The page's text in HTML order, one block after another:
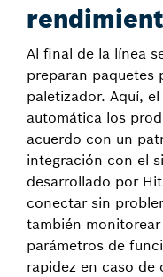
Al final de la línea
preparan paquetes
paletizador. Aquí,
automática los
acuerdo con un
integración con el
desarrollado por
conectar sin
también
parámetros de
rapidez en caso de